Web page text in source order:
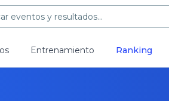
eventos y resultados...
Entrenamiento Ranking